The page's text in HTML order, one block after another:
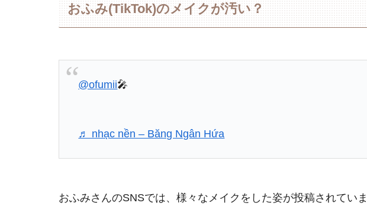
おふみ(TikTok)のメイクが汚い？
@ofumii🎤
♬ nhạc nền – Băng Ngân Hứa
おふみさんのSNSでは、様々なメイクをした姿が投稿されていま